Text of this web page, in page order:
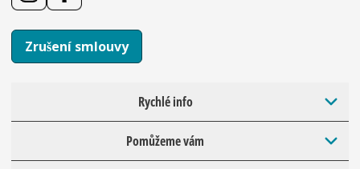
Zrušení smlouvy
Rychlé info
Pomůžeme vám